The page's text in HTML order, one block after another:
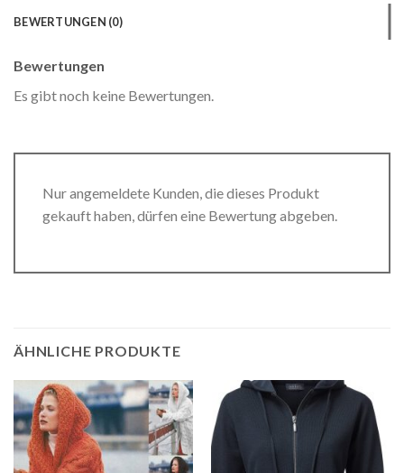
BEWERTUNGEN (0)
Bewertungen
Es gibt noch keine Bewertungen.
Nur angemeldete Kunden, die dieses Produkt
gekauft haben, dürfen eine Bewertung abgeben.
ÄHNLICHE PRODUKTE